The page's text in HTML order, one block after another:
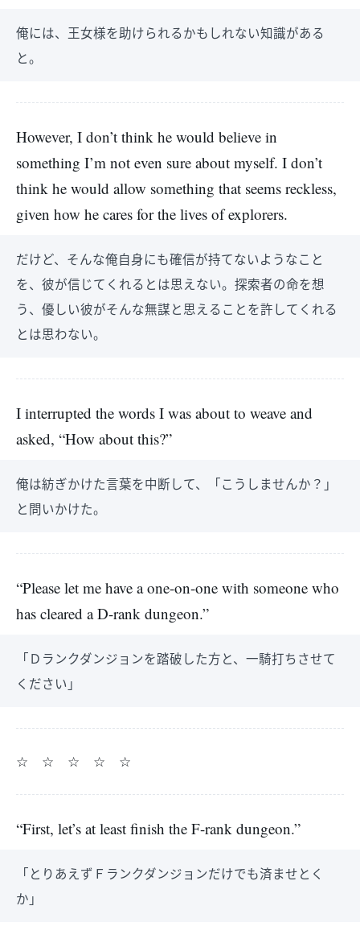
俺には、王女様を助けられるかもしれない知識がある
と。
However, I don’t think he would believe in
something I’m not even sure about myself. I don’t
think he would allow something that seems reckless,
given how he cares for the lives of explorers.
だけど、そんな俺自身にも確信が持てないようなこと
を、彼が信じてくれるとは思えない。探索者の命を想
う、優しい彼がそんな無謀と思えることを許してくれる
とは思わない。
I interrupted the words I was about to weave and
asked, “How about this?”
俺は紡ぎかけた言葉を中断して、「こうしませんか？」
と問いかけた。
“Please let me have a one-on-one with someone who
has cleared a D-rank dungeon.”
「Ｄランクダンジョンを踏破した方と、一騎打ちさせて
ください」
☆ ☆ ☆ ☆ ☆
“First, let’s at least finish the F-rank dungeon.”
「とりあえずＦランクダンジョンだけでも済ませとく
か」